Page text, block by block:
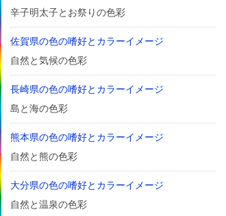
辛子明太子とお祭りの色彩
佐賀県の色の嗜好とカラーイメージ
自然と気候の色彩
長崎県の色の嗜好とカラーイメージ
島と海の色彩
熊本県の色の嗜好とカラーイメージ
自然と熊の色彩
大分県の色の嗜好とカラーイメージ
自然と温泉の色彩